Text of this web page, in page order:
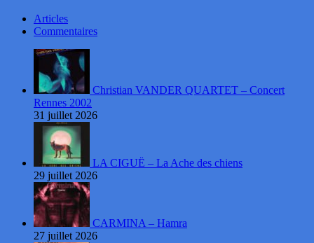
Articles
Commentaires
Christian VANDER QUARTET – Concert
Rennes 2002
31 juillet 2026
LA CIGUË – La Ache des chiens
29 juillet 2026
CARMINA – Hamra
27 juillet 2026